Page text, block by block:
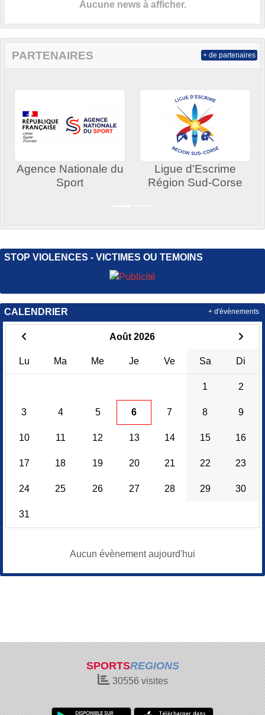
Aucune news à afficher.
PARTENAIRES
Agence Nationale du
Sport
Ligue d'Escrime
Région Sud-Corse
+ de partenaires
STOP VIOLENCES - VICTIMES OU TEMOINS
CALENDRIER
Août 2026
Lu Ma Me Je Ve Sa Di
1 2
3 4 5 6 7 8 9
10 11 12 13 14 15 16
17 18 19 20 21 22 23
24 25 26 27 28 29 30
31
Aucun évènement aujourd'hui
+ d'évènements
SPORTSREGIONS
30556visites